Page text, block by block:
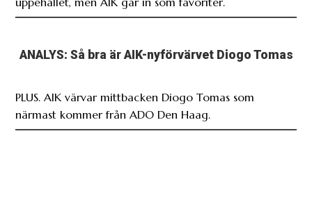
ANALYS: Så bra är AIK-nyförvärvet Diogo Tomas
PLUS. AIK värvar mittbacken Diogo Tomas som
närmast kommer från ADO Den Haag.